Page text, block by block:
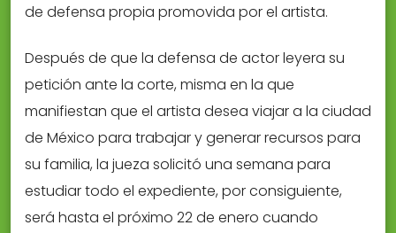
de defensa propia promovida por el artista.
Después de que la defensa de actor leyera su
petición ante la corte, misma en la que
manifiestan que el artista desea viajar a la ciudad
de México para trabajar y generar recursos para
su familia, la jueza solicitó una semana para
estudiar todo el expediente, por consiguiente,
será hasta el próximo 22 de enero cuando